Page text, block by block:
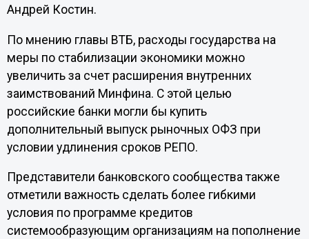
Андрей Костин.
По мнению главы ВТБ, расходы государства на
меры по стабилизации экономики можно
увеличить за счет расширения внутренних
заимствований Минфина. С этой целью
российские банки могли бы купить
дополнительный выпуск рыночных ОФЗ при
условии удлинения сроков РЕПО.
Представители банковского сообщества также
отметили важность сделать более гибкими
условия по программе кредитов
системообразующим организациям на пополнение